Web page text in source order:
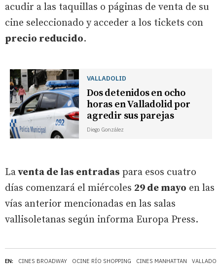
EN: CINES BROADWAY OCINE RÍO SHOPPING CINES MANHATTAN
acudir a las taquillas o páginas de venta de su
cine seleccionado y acceder a los tickets con
precio reducido.
VALLADOLID
Dos detenidos en ocho
horas en Valladolid por
agredir sus parejas
Diego González
Laventa de las entradas para esos cuatro
días comenzará el miércoles 29 de mayo en las
vías anterior mencionadas en las salas
vallisoletanas según informa Europa Press.